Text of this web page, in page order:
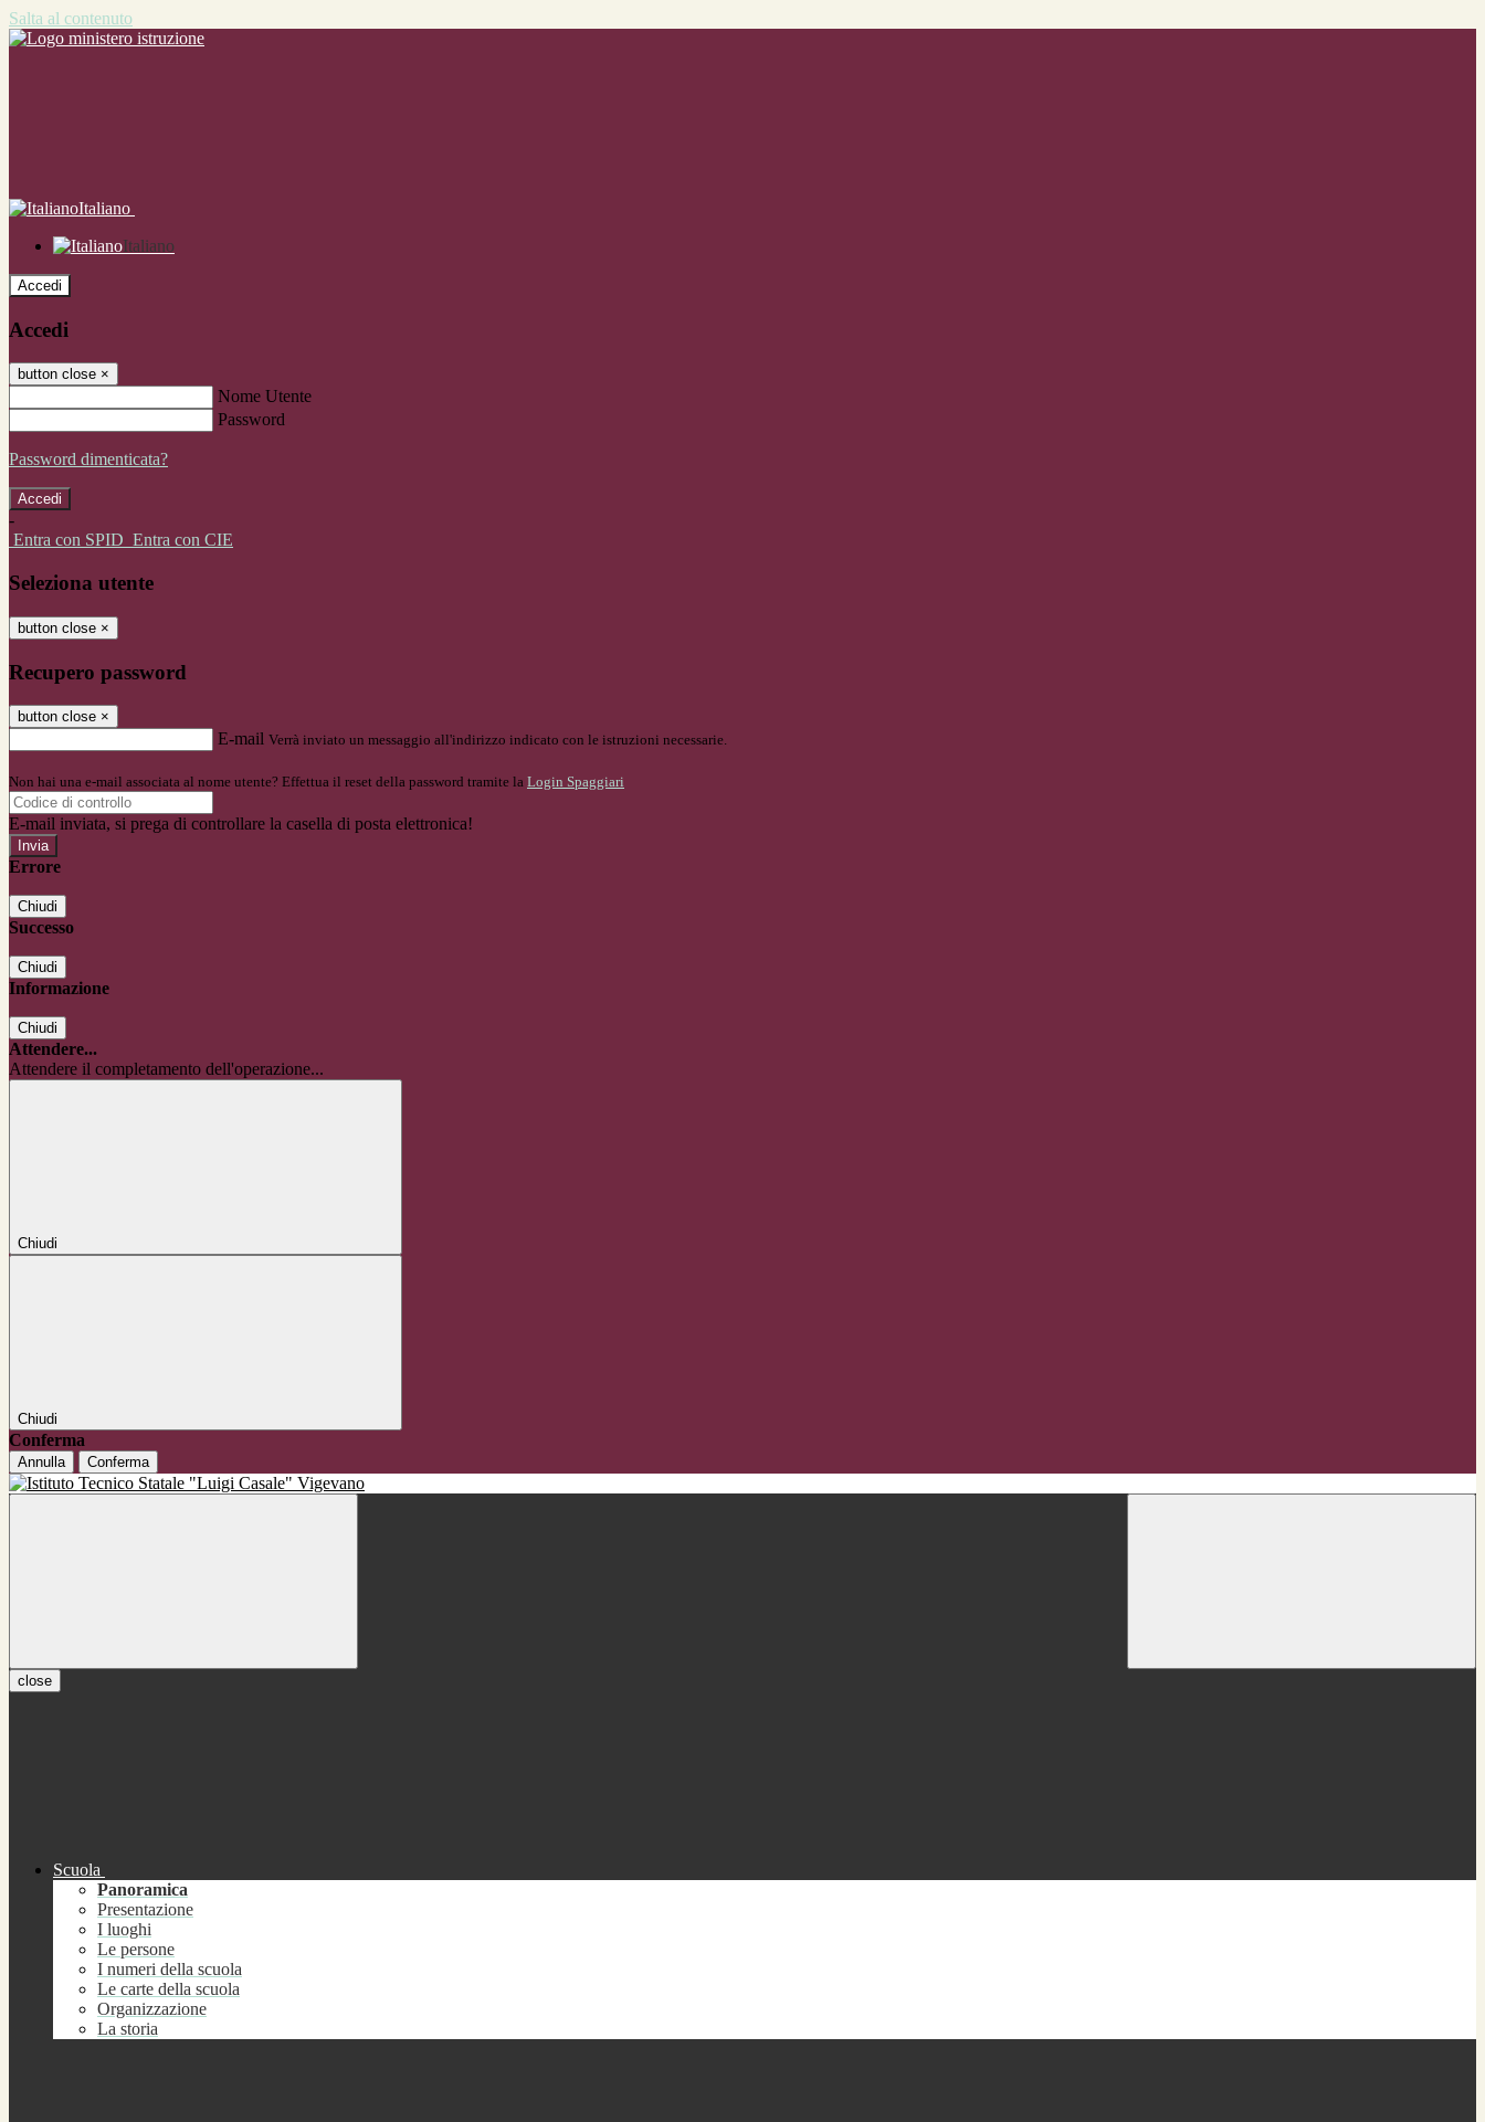
Salta al contenuto
Italiano
Italiano
Accedi
Accedi
button close ×
Nome Utente
Password
Password dimenticata?
-
Entra con SPID Entra con CIE
Seleziona utente
button close ×
Recupero password
button close ×
E-mail Verrà inviato un messaggio all'indirizzo indicato con le istruzioni necessarie.
Non hai una e-mail associata al nome utente? Effettua il reset della password tramite la Login Spaggiari
E-mail inviata, si prega di controllare la casella di posta elettronica!
Errore
Chiudi
Successo
Chiudi
Informazione
Chiudi
Attendere...
Attendere il completamento dell'operazione...
Chiudi
Chiudi
Conferma
Annulla Conferma
close
Scuola
Panoramica
Presentazione
I luoghi
Le persone
I numeri della scuola
Le carte della scuola
Organizzazione
La storia